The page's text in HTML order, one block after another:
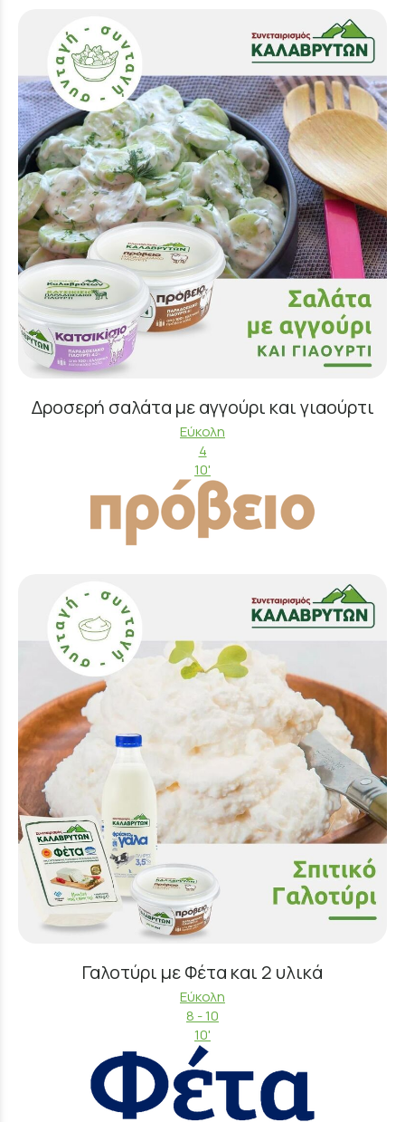
Δροσερή σαλάτα με αγγούρι και γιαούρτι
Εύκολη
4
10'
Γαλοτύρι με Φέτα και 2 υλικά
Εύκολη
8 - 10
10'